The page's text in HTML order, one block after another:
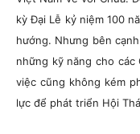
kỳ Đại Lễ kỷ niệm 100
hướng. Nhưng bên
những kỹ năng cho các
việc cũng không kém
lực để phát triển Hội